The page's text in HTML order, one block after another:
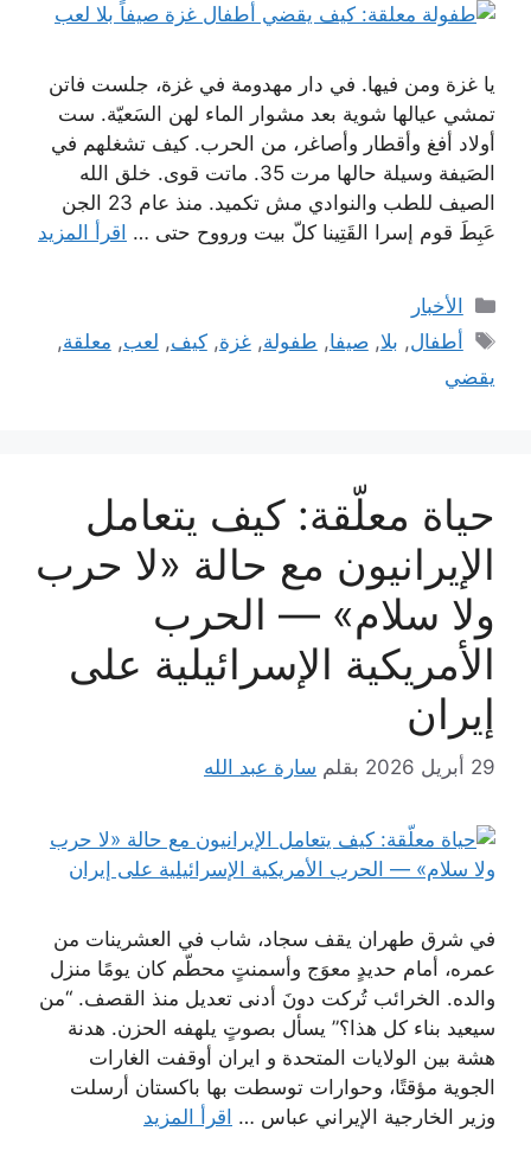
يا غزة ومن فيها. في دار مهدومة في غزة، جلست فاتن
تمشي عيالها شوية بعد مشوار الماء لهن السَعيّة. ست
أولاد أفغ وأقطار وأصاغر، من الحرب. كيف تشغلهم في
الصَيفة وسيلة حالها مرت 35. ماتت قوى. خلق الله
الصيف للطب والنوادي مش تكميد. منذ عام 23 الجن
عَبِطَ قوم إسرا القَتِينا كلّ بيت ورووح حتى … اقرأ المزيد
التصنيفات
الأخبار
الوسوم
أطفال, بلا,صيفا, طفولة,غزة,كيف, لعب, معلقة,
يقضي
حياة معلّقة: كيف يتعامل
الإيرانيون مع حالة «لا حرب
ولا سلام» — الحرب
الأمريكية الإسرائيلية على
إيران
29 أبريل 2026 بقلم سارة عبد الله
في شرق طهران يقف سجاد، شاب في العشرينات من
عمره، أمام حديدٍ معوَج وأسمنتٍ محطّم كان يومًا منزل
والده. الخرائب تُركت دونَ أدنى تعديل منذ القصف. “من
سيعيد بناء كل هذا؟” يسأل بصوتٍ يلهفه الحزن. هدنة
هشة بين الولايات المتحدة و ايران أوقفت الغارات
الجوية مؤقتًا، وحوارات توسطت بها باكستان أرسلت
وزير الخارجية الإيراني عباس … اقرأ المزيد